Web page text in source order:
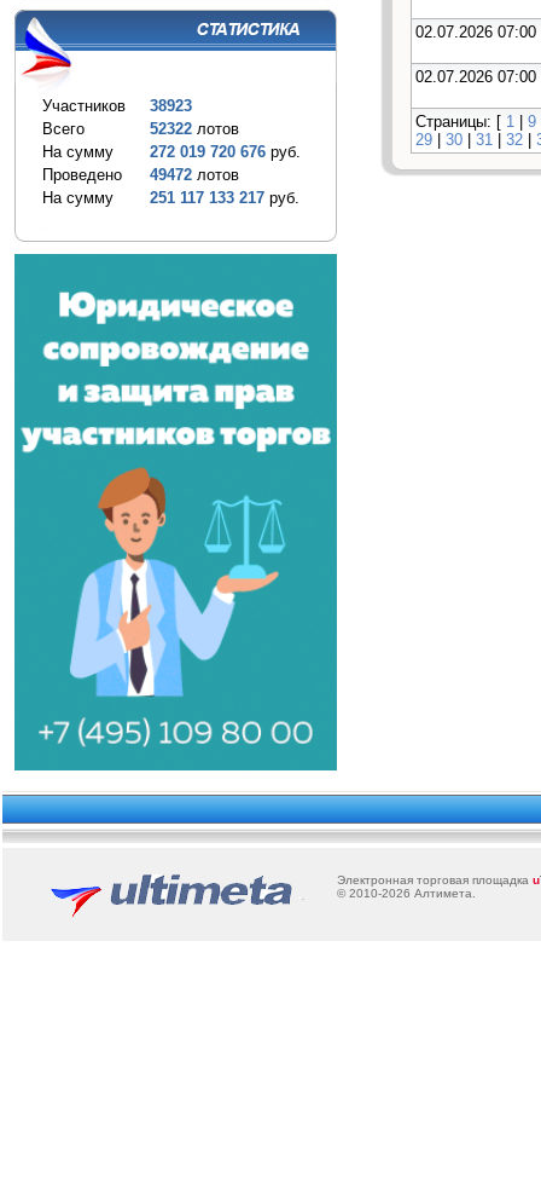
Участников
38923
Всего
52322 лотов
На сумму
272 019 720 676 руб.
Проведено
49472 лотов
На сумму
251 117 133 217 руб.
02.07.2026 07:00
02.07.2026 07:00
Страницы: [ 1 | 9
29 | 30 | 31 | 32 |
Электронная торговая площадка u
© 2010-2026 Алтимета